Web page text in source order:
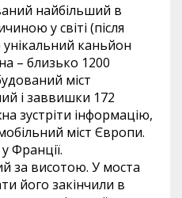
найбільший в
у світі (після
каньйон
– близько 1200
міст
і заввишки 172
зустріти інформацію,
міст Європи.
Франції.
за висотою. У моста
його закінчили в